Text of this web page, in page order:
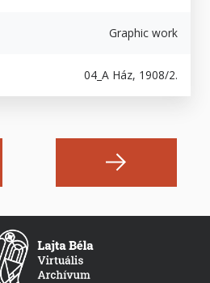
Graphic work
04_A Ház, 1908/2.